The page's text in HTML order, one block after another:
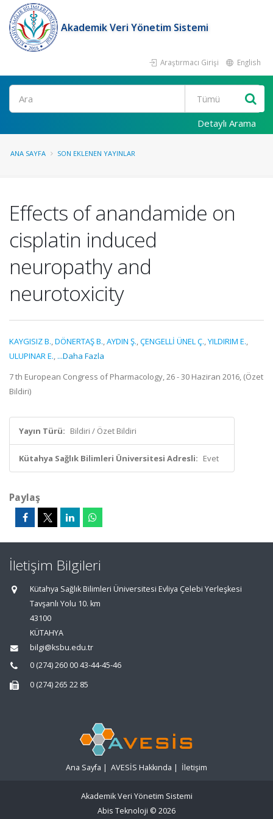
Akademik Veri Yönetim Sistemi
Araştırmacı Girişi English
Ara
Detaylı Arama
ANA SAYFA SON EKLENEN YAYINLAR
Effects of anandamide on
cisplatin induced
neuropathy and
neurotoxicity
KAYGISIZ B.,DÖNERTAŞ B.,AYDIN Ş.,ÇENGELLİ ÜNEL Ç.,YILDIRIM E.,
ULUPINAR E., ...Daha Fazla
7 th European Congress of Pharmacology, 26 - 30 Haziran 2016, (Özet
Bildiri)
Yayın Türü: Bildiri / Özet Bildiri
Kütahya Sağlık Bilimleri Üniversitesi Adresli: Evet
Paylaş
İletişim Bilgileri
Kütahya Sağlık Bilimleri Üniversitesi Evliya Çelebi Yerleşkesi
Tavşanlı Yolu 10. km
43100
KÜTAHYA
bilgi@ksbu.edu.tr
0 (274) 260 00 43-44-45-46
0 (274) 265 22 85
Ana Sayfa | AVESİS Hakkında | İletişim
Akademik Veri Yönetim Sistemi
Abis Teknoloji © 2026